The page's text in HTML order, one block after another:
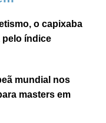
o capixaba
pelo índice
mundial nos
masters em